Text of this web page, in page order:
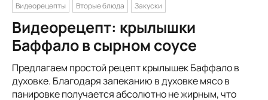
Видеорецепты
Вторые блюда Закуски
Видеорецепт: крылышки
Баффало в сырном соусе
Предлагаем простой рецепт крылышек Баффало в
духовке. Благодаря запеканию в духовке мясо в
панировке получается абсолютно не жирным, что